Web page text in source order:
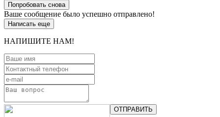
Попробовать снова
Ваше сообщение было успешно отправлено!
Написать еще
НАПИШИТЕ НАМ!
ОТПРАВИТЬ